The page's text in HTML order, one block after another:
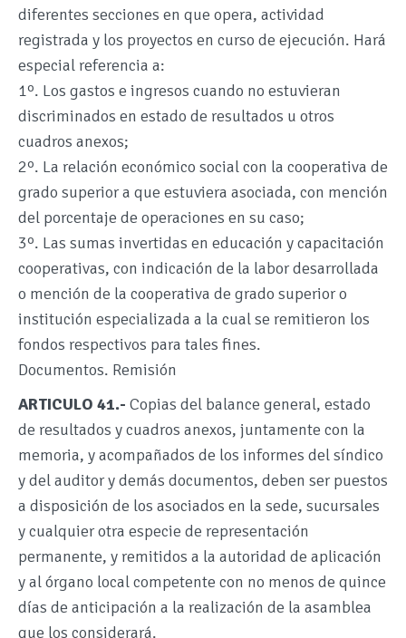
diferentes secciones en que opera, actividad
registrada y los proyectos en curso de ejecución. Hará
especial referencia a:
1º. Los gastos e ingresos cuando no estuvieran
discriminados en estado de resultados u otros
cuadros anexos;
2º. La relación económico social con la cooperativa de
grado superior a que estuviera asociada, con mención
del porcentaje de operaciones en su caso;
3º. Las sumas invertidas en educación y capacitación
cooperativas, con indicación de la labor desarrollada
o mención de la cooperativa de grado superior o
institución especializada a la cual se remitieron los
fondos respectivos para tales fines.
Documentos. Remisión
ARTICULO 41.- Copias del balance general, estado
de resultados y cuadros anexos, juntamente con la
memoria, y acompañados de los informes del síndico
y del auditor y demás documentos, deben ser puestos
a disposición de los asociados en la sede, sucursales
y cualquier otra especie de representación
permanente, y remitidos a la autoridad de aplicación
y al órgano local competente con no menos de quince
días de anticipación a la realización de la asamblea
que los considerará.